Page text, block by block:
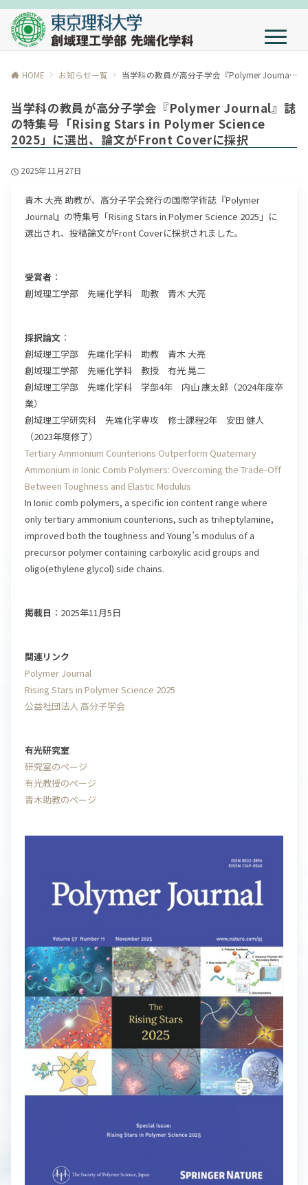
HOME お知らせ一覧 当学科の教員が高分子学会『Polymer Journal』誌の特集号「Rising Stars in Polymer Science 2025」に選出、論文がFront Coverに採択
当学科の教員が高分子学会『Polymer Journal』誌
の特集号「Rising Stars in Polymer Science
2025」に選出、論文がFront Coverに採択
2025年11月27日
青木 大亮 助教が、高分子学会発行の国際学術誌『Polymer
Journal』の特集号「Rising Stars in Polymer Science 2025」に
選出され、投稿論文がFront Coverに採択されました。
受賞者 ：
創域理工学部 先端化学科 助教 青木 大亮
採択論文 ：
創域理工学部 先端化学科 助教 青木 大亮
創域理工学部 先端化学科 教授 有光 晃二
創域理工学部 先端化学科 学部4年 内山 康太郎（2024年度卒
業）
創域理工学研究科 先端化学専攻 修士課程2年 安田 健人
（2023年度修了）
Tertiary Ammonium Counterions Outperform Quaternary
Ammonium in Ionic Comb Polymers: Overcoming the Trade-Off
Between Toughness and Elastic Modulus
In Ionic comb polymers, a specific ion content range where
only tertiary ammonium counterions, such as triheptylamine,
improved both the toughness and Young’s modulus of a
precursor polymer containing carboxylic acid groups and
oligo(ethylene glycol) side chains.
掲載日 ：2025年11月5日
関連リンク
Polymer Journal
Rising Stars in Polymer Science 2025
公益社団法人 高分子学会
有光研究室
研究室のページ
有光教授のページ
青木助教のページ